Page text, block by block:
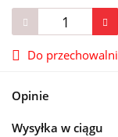
Do przechowalni
Opinie
Wysyłka w ciągu